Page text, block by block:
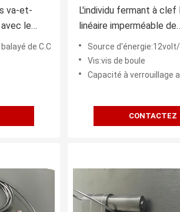
va-et-
le
Hallde C.C
L'individu fermant à clef
linéaire imperméable de
déclencheur linéaire de
conduit 12V/24V/36V/
Source d'énergie:12volt/
Vis:vis de boule
Capacité à verrouillage
CONTACTEZ